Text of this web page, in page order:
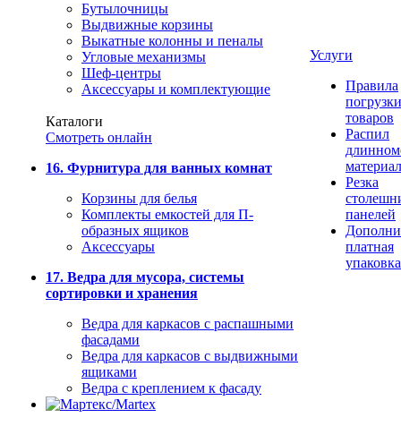
Бутылочницы
Выдвижные корзины
Выкатные колонны и пеналы
Угловые механизмы
Шеф-центры
Аксессуары и комплектующие
Каталоги
Смотреть онлайн
16. Фурнитура для ванных комнат
Корзины для белья
Комплекты емкостей для П-
образных ящиков
Аксессуары
17. Ведра для мусора, системы
сортировки и хранения
Ведра для каркасов с распашными
фасадами
Ведра для каркасов с выдвижными
ящиками
Ведра с креплением к фасаду
Услуги
Правила
погрузки
товаров
Распил
Резка
панелей
платная
упаковка